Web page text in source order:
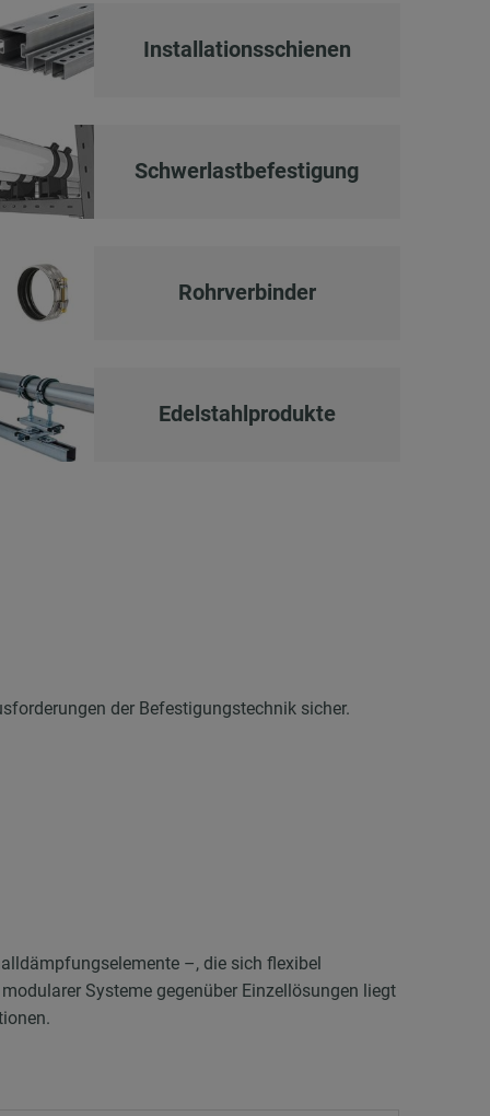
Installationsschienen
Schwerlast­befestigung
Rohrverbinder
Edelstahlprodukte
der Befestigungstechnik sicher.
–, die sich flexibel
Systeme gegenüber Einzellösungen liegt